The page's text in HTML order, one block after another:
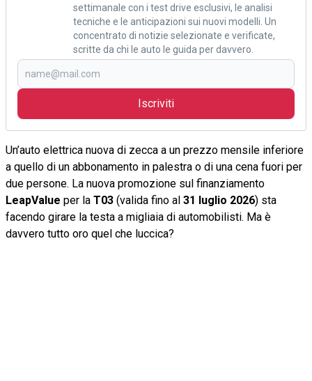
settimanale con i test drive esclusivi, le analisi
tecniche e le anticipazioni sui nuovi modelli. Un
concentrato di notizie selezionate e verificate,
scritte da chi le auto le guida per davvero.
Iscriviti
Un’auto elettrica nuova di zecca a un prezzo mensile inferiore
a quello di un abbonamento in palestra o di una cena fuori per
due persone. La nuova promozione sul finanziamento
LeapValue per la T03 (valida fino al 31 luglio 2026) sta
facendo girare la testa a migliaia di automobilisti. Ma è
davvero tutto oro quel che luccica?